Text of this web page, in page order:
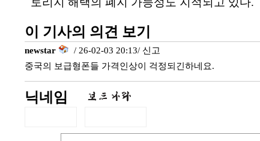
이 기사의 의견 보기
newstar / 26-02-03 20:13/ 신고
중국의 보급형폰들 가격인상이 걱정되긴하네요.
닉네임